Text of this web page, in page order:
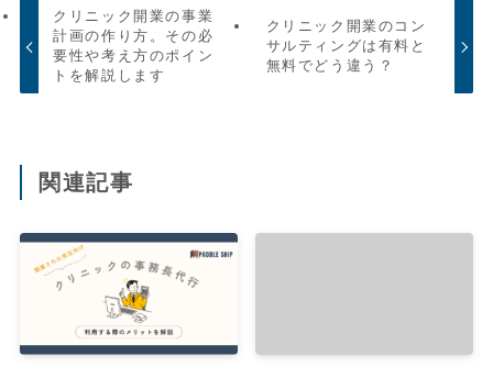
クリニック開業の事業
計画の作り方。その必
要性や考え方のポイン
トを解説します
クリニック開業のコン
サルティングは有料と
無料でどう違う？
関連記事